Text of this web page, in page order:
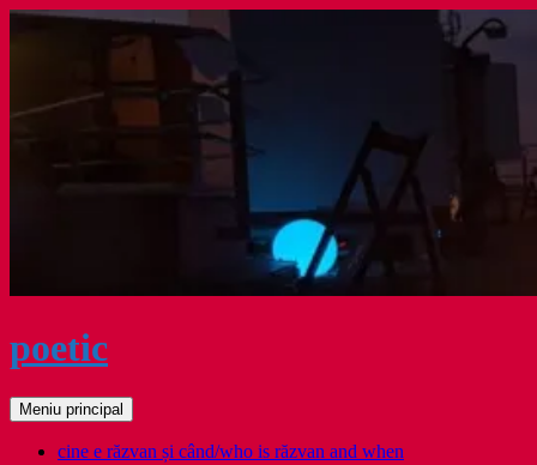
Sari
poetic
Caută
Meniu principal
cine e răzvan și când/who is răzvan and when